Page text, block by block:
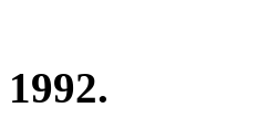
1992.